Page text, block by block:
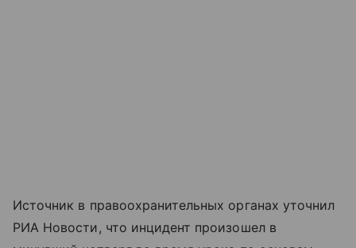
Источник в правоохранительных органах уточнил
РИА Новости, что инцидент произошел в